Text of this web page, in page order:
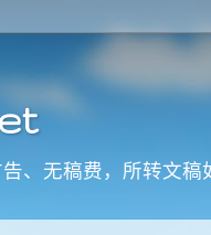
、无稿费，所转文稿